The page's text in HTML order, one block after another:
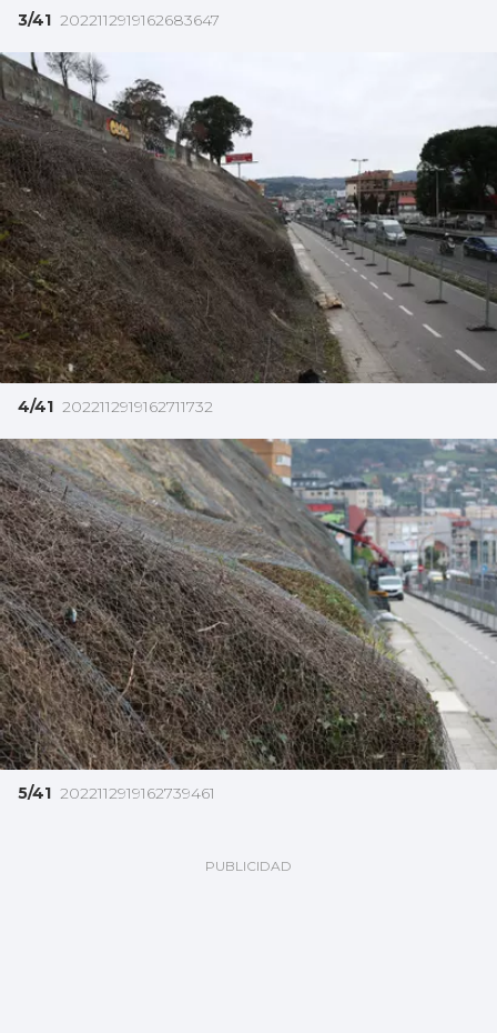
3/41 2022112919162683647
4/41 2022112919162711732
5/41 2022112919162739461